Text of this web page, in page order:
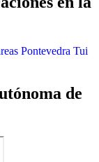
Pontevedra Tui
de